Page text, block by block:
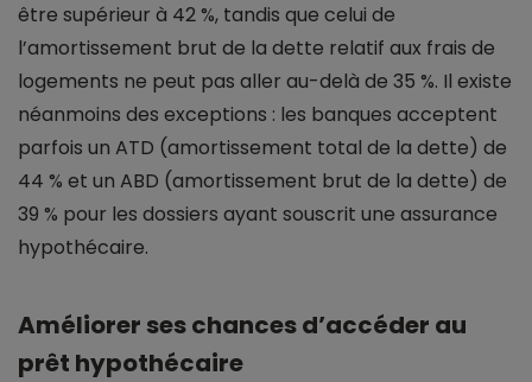
être supérieur à 42 %, tandis que celui de
l’amortissement brut de la dette relatif aux frais de
logements ne peut pas aller au-delà de 35 %. Il existe
néanmoins des exceptions : les banques acceptent
parfois un ATD (amortissement total de la dette) de
44 % et un ABD (amortissement brut de la dette) de
39 % pour les dossiers ayant souscrit une assurance
hypothécaire.
Améliorer ses chances d’accéder au
prêt hypothécaire